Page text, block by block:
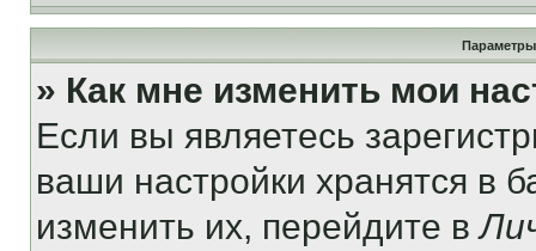
Параметры
» Как мне изменить мои
Если вы являетесь
ваши настройки хранятся в
изменить их, перейдите в